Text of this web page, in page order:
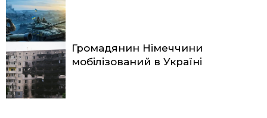
Громадянин Німеччини
мобілізований в Україні